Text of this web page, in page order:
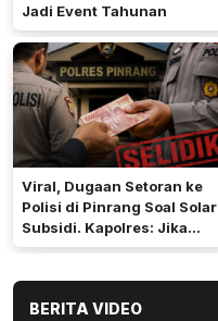
Jadi Event Tahunan
Viral, Dugaan Setoran ke
Polisi di Pinrang Soal Solar
Subsidi. Kapolres: Jika
Terbukti Akan Diproses
BERITA VIDEO